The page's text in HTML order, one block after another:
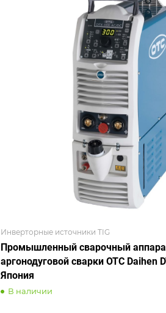
Инверторные источники TIG
Промышленный сварочный
аргонодуговой сварки OTC Daihen
Япония
В наличии